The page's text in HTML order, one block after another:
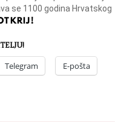
se 1100 godina Hrvatskog
Telegram E-pošta